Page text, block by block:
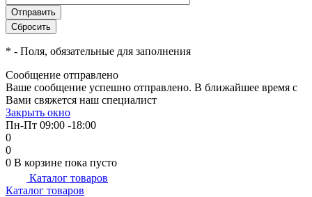
* - Поля, обязательные для заполнения
Сообщение отправлено
Ваше сообщение успешно отправлено. В ближайшее время с
Вами свяжется наш специалист
Закрыть окно
Пн-Пт 09:00 -18:00
0
0
0 В корзине пока пусто
Каталог товаров
Каталог товаров
списыватьсяс вашей карты
по
Подробнее
об оплате Плайтом